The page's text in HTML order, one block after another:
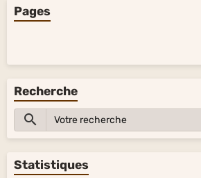
Pages
Recherche
Statistiques